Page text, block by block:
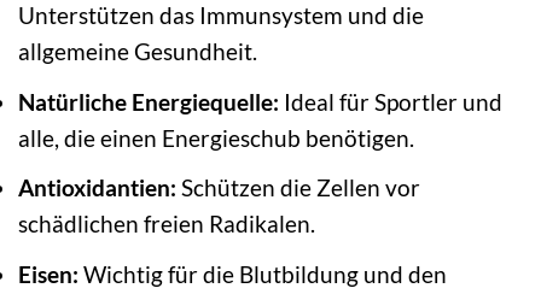
Unterstützen das Immunsystem und die
allgemeine Gesundheit.
Natürliche Energiequelle: Ideal für Sportler und
alle, die einen Energieschub benötigen.
Antioxidantien: Schützen die Zellen vor
schädlichen freien Radikalen.
Eisen: Wichtig für die Blutbildung und den